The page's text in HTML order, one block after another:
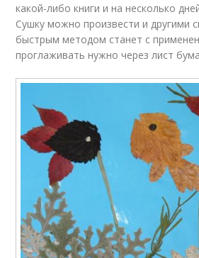
какой-либо книги и на несколько
Сушку можно произвести и другими
быстрым методом станет с
проглаживать нужно через лист